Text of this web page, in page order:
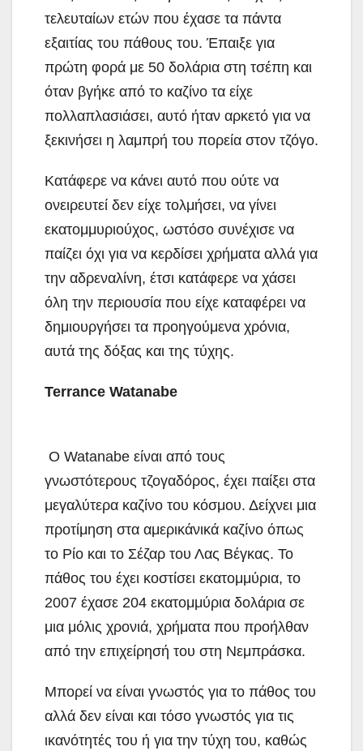
τελευταίων ετών που έχασε τα πάντα
εξαιτίας του πάθους του. Έπαιξε για
πρώτη φορά με 50 δολάρια στη τσέπη και
όταν βγήκε από το καζίνο τα είχε
πολλαπλασιάσει, αυτό ήταν αρκετό για να
ξεκινήσει η λαμπρή του πορεία στον τζόγο.
Κατάφερε να κάνει αυτό που ούτε να
ονειρευτεί δεν είχε τολμήσει, να γίνει
εκατομμυριούχος, ωστόσο συνέχισε να
παίζει όχι για να κερδίσει χρήματα αλλά για
την αδρεναλίνη, έτσι κατάφερε να χάσει
όλη την περιουσία που είχε καταφέρει να
δημιουργήσει τα προηγούμενα χρόνια,
αυτά της δόξας και της τύχης.
Terrance Watanabe
Ο Watanabe είναι από τους
γνωστότερους τζογαδόρος, έχει παίξει στα
μεγαλύτερα καζίνο του κόσμου. Δείχνει μια
προτίμηση στα αμερικάνικά καζίνο όπως
το Ρίο και το Σέζαρ του Λας Βέγκας. Το
πάθος του έχει κοστίσει εκατομμύρια, το
2007 έχασε 204 εκατομμύρια δολάρια σε
μια μόλις χρονιά, χρήματα που προήλθαν
από την επιχείρησή του στη Νεμπράσκα.
Μπορεί να είναι γνωστός για το πάθος του
αλλά δεν είναι και τόσο γνωστός για τις
ικανότητές του ή για την τύχη του, καθώς